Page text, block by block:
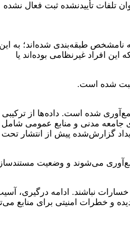
موردی به عنوان تلفات تأییدنشده ثبت فعال نشده
همچنان در دسته نامشخص طبقه‌بندی شده‌اند؛ به این
افراد غیرنظامی بوده‌اند یا
شده است. داده‌ها از ترکیبی
جامعه مدنی و منابع عمومی شامل
گزارش‌شده پیش از انتشار
می‌شوند و وضعیت
نباشند. ادامه درگیری،
و خطرات امنیتی برای منابع